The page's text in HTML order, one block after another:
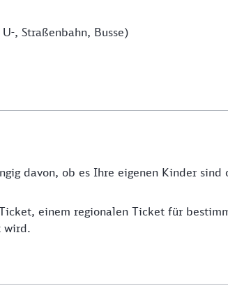
, Straßenbahn, Busse)
davon, ob es Ihre eigenen Kinder
einem regionalen Ticket für
wird.